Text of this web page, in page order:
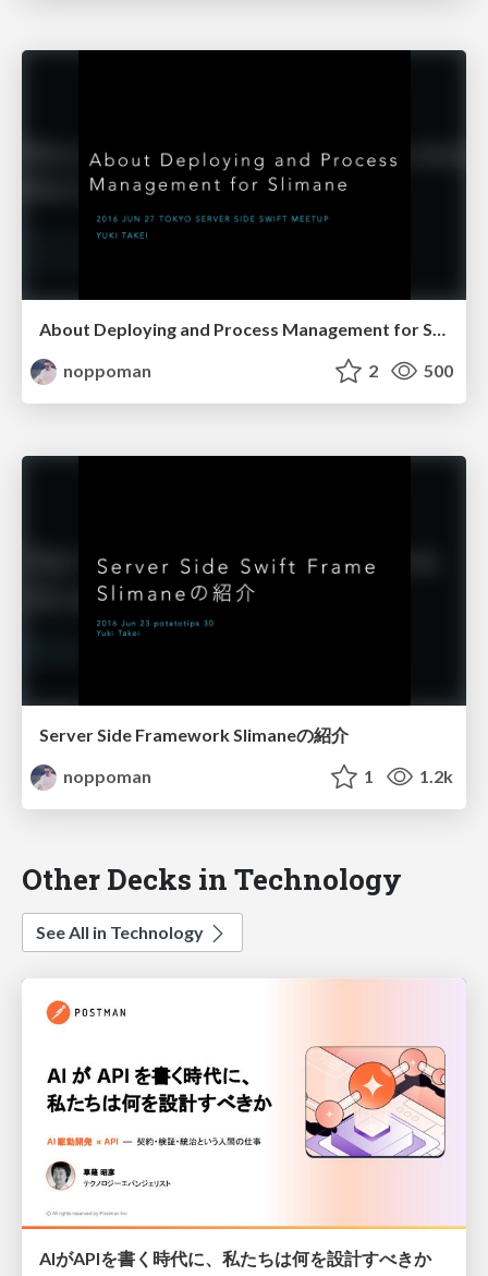
About Deploying and Process Management for Slimane
noppoman
2 500
Server Side Framework Slimaneの紹介
noppoman
1 1.2k
Other Decks in Technology
See All in Technology
AIがAPIを書く時代に、私たちは何を設計すべきか